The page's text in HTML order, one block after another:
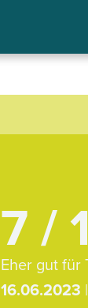
7 /
Eher gut für
16.06.2023